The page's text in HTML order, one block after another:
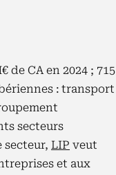
de CA en 2024 ; 715
: transport
secteurs
secteur, LIP veut
et aux